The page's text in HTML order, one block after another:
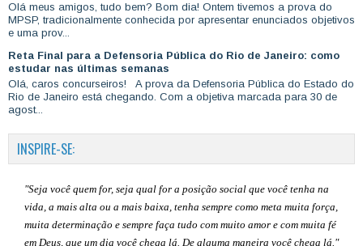
Olá meus amigos, tudo bem? Bom dia! Ontem tivemos a prova do
MPSP, tradicionalmente conhecida por apresentar enunciados objetivos
e uma prov...
Reta Final para a Defensoria Pública do Rio de Janeiro: como
estudar nas últimas semanas
Olá, caros concurseiros! A prova da Defensoria Pública do Estado do
Rio de Janeiro está chegando. Com a objetiva marcada para 30 de
agost...
INSPIRE-SE:
"Seja você quem for, seja qual for a posição social que você tenha na
vida, a mais alta ou a mais baixa, tenha sempre como meta muita força,
muita determinação e sempre faça tudo com muito amor e com muita fé
em Deus, que um dia você chega lá. De alguma maneira você chega lá."